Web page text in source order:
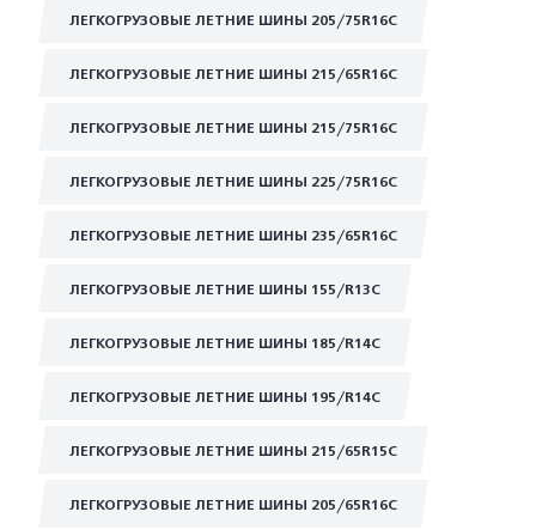
ЛЕГКОГРУЗОВЫЕ ЛЕТНИЕ ШИНЫ 205/75R16C
ЛЕГКОГРУЗОВЫЕ ЛЕТНИЕ ШИНЫ 215/65R16C
ЛЕГКОГРУЗОВЫЕ ЛЕТНИЕ ШИНЫ 215/75R16C
ЛЕГКОГРУЗОВЫЕ ЛЕТНИЕ ШИНЫ 225/75R16C
ЛЕГКОГРУЗОВЫЕ ЛЕТНИЕ ШИНЫ 235/65R16C
ЛЕГКОГРУЗОВЫЕ ЛЕТНИЕ ШИНЫ 155/R13C
ЛЕГКОГРУЗОВЫЕ ЛЕТНИЕ ШИНЫ 185/R14C
ЛЕГКОГРУЗОВЫЕ ЛЕТНИЕ ШИНЫ 195/R14C
ЛЕГКОГРУЗОВЫЕ ЛЕТНИЕ ШИНЫ 215/65R15C
ЛЕГКОГРУЗОВЫЕ ЛЕТНИЕ ШИНЫ 205/65R16C